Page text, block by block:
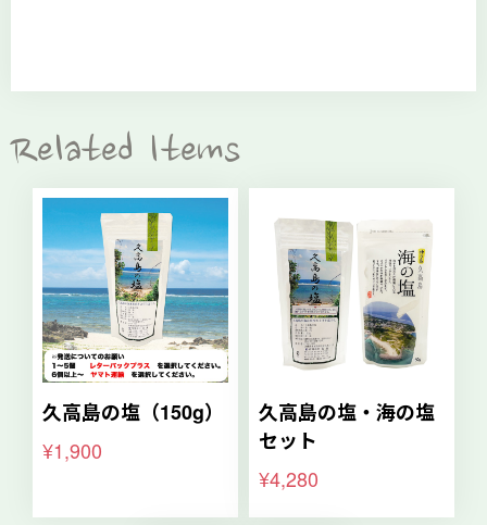
Related Items
久高島の塩（150g）
¥1,900
久高島の塩・海の塩
セット
¥4,280